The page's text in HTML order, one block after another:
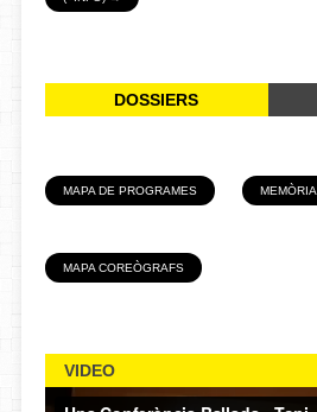
DOSSIERS
MAPA DE PROGRAMES MEMÒRIA
MAPA COREÒGRAFS
VIDEO